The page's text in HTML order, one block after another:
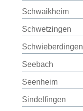
Schwaikheim
Schwetzingen
Schwieberdingen
Seebach
Seenheim
Sindelfingen